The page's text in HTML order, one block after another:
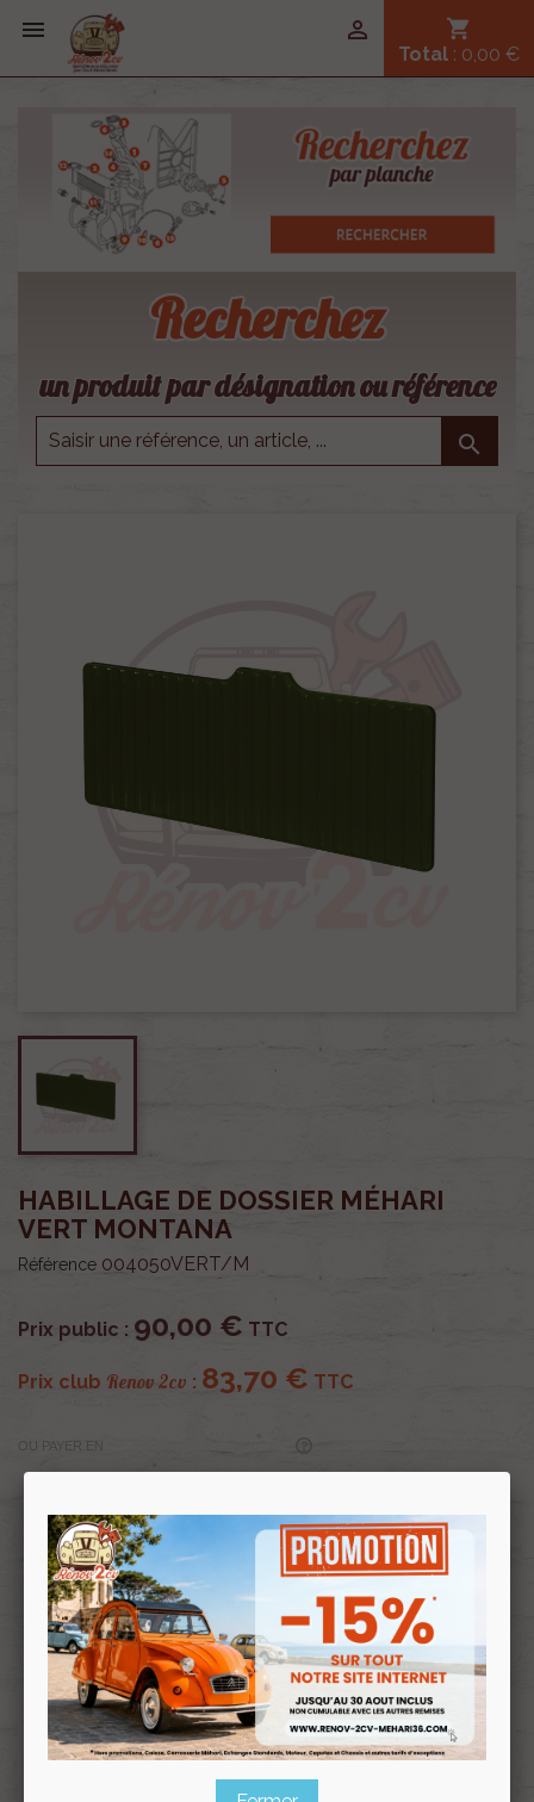
 shopping_cart
Total : 0,00 €

Recherchez
un produit par désignation ou référence

HABILLAGE DE DOSSIER MÉHARI
VERT MONTANA
Référence 004050VERT/M
Prix public : 90,00 € TTC
Prix club Renov 2cv : 83,70 € TTC
Profitez de prix remisés
avec la Carte clubRenov 2cv
Souscrire
au club
Renov 2cv
Habillage de dossier Méhari VERT MONTANA